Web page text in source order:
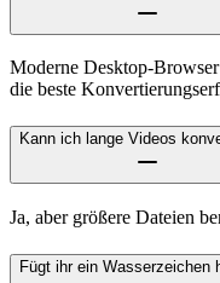
Moderne Desktop-
die beste
Kann ich lange Videos
Ja, aber größere Dateien
Fügt ihr ein Wasserzeichen